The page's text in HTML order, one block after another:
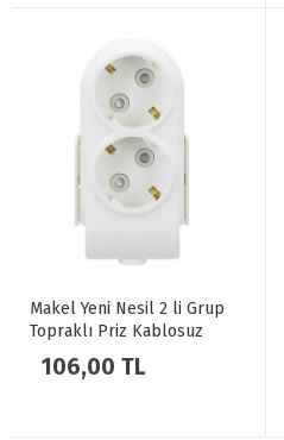
Makel Yeni Nesil 2 li Grup
Topraklı Priz Kablosuz
Klemensli
106,00 TL